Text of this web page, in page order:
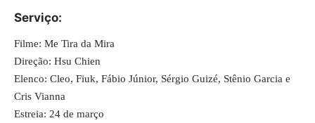
Serviço:
Filme: Me Tira da Mira
Direção: Hsu Chien
Elenco: Cleo, Fiuk, Fábio Júnior, Sérgio Guizé, Stênio Garcia e
Cris Vianna
Estreia: 24 de março